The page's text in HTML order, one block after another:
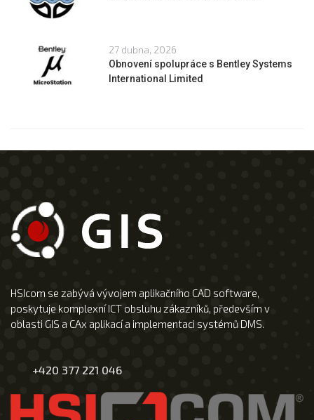
27 dubna, 2026
Obnovení spolupráce s Bentley Systems
International Limited
HSIcom se zabývá vývojem aplikačního CAD software,
poskytuje komplexní ICT obsluhu zákazníků, především v
oblasti GIS a CAx aplikací a implementaci systémů DMS.
+420 377 221 046